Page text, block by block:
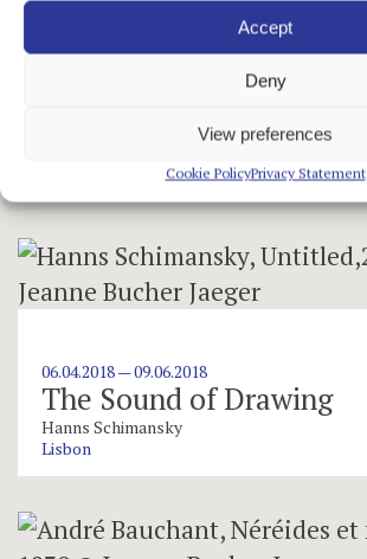
Accept
Deny
View preferences
Cookie PolicyPrivacy Statement
06.04.2018 — 09.06.2018
The Sound of Drawing
Hanns Schimansky
Lisbon